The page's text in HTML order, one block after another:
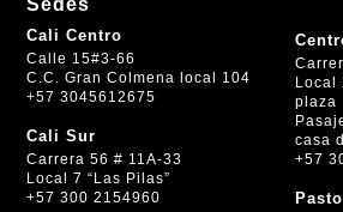
Sedes
Cali Centro
Calle 15#3-66
C.C. Gran Colmena local 104
+57 3045612675
Cali Sur
Carrera 56 # 11A-33
Local 7 “Las Pilas”
+57 300 2154960
Local
plaza
casa
+57
Pasto